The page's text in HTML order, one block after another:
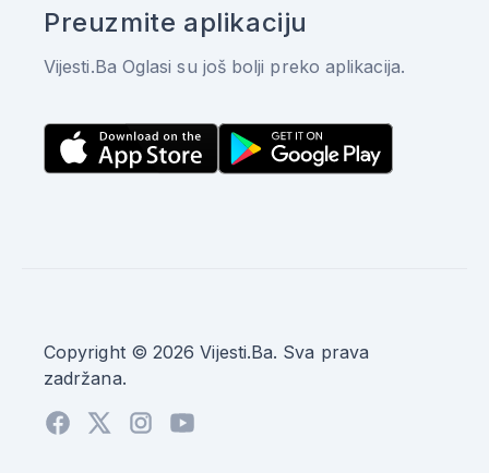
Preuzmite aplikaciju
Vijesti.Ba Oglasi su još bolji preko aplikacija.
Copyright © 2026 Vijesti.Ba. Sva prava
zadržana.